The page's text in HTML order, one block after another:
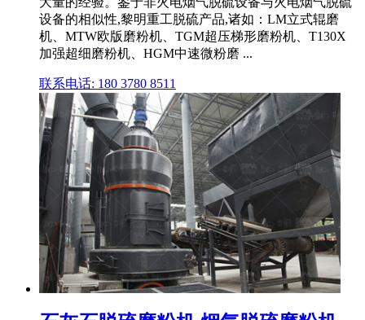
设备的相似性,黎明重工脱硫产品,诸如：LM立式辊磨
机、MTW欧版磨粉机、TGM超压梯形磨粉机、T130X
加强超细磨粉机、HGM中速微粉磨 ...
联系电话: 180 3780 8511